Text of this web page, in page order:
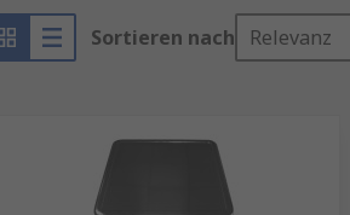
Sortieren nach Relevanz